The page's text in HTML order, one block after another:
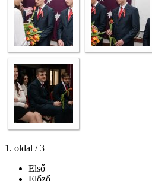
1. oldal / 3
Első
Előző